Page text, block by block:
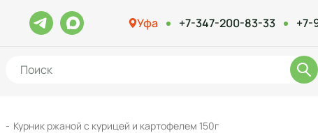
Уфа +7-347-200-83-33 +7-
Курник ржаной с курицей и картофелем 150г